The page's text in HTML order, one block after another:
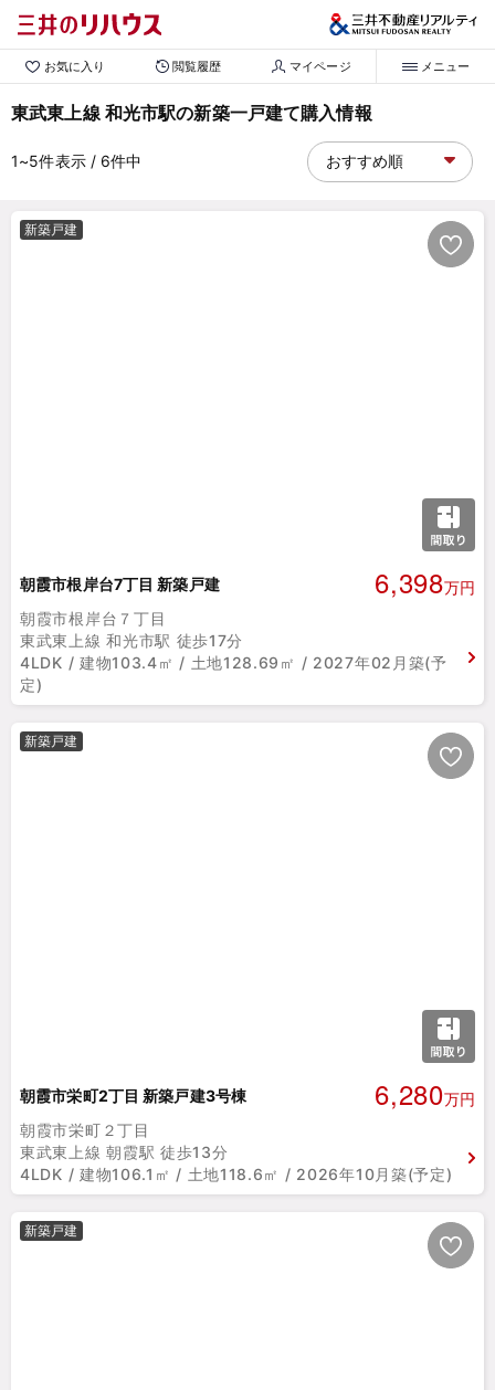
お気に入り 閲覧履歴 マイページ メニュー
東武東上線 和光市駅の新築一戸建て購入情報
1~5件表示/ 6件中
新築戸建
朝霞市根岸台7丁目 新築戸建 6,398万円
朝霞市根岸台７丁目
東武東上線 和光市駅 徒歩17分
4LDK / 建物103.4㎡ / 土地128.69㎡ / 2027年02月築(予
定)
新築戸建
朝霞市栄町2丁目 新築戸建3号棟 6,280万円
朝霞市栄町２丁目
東武東上線 朝霞駅 徒歩13分
4LDK / 建物106.1㎡ / 土地118.6㎡ / 2026年10月築(予定)
新築戸建